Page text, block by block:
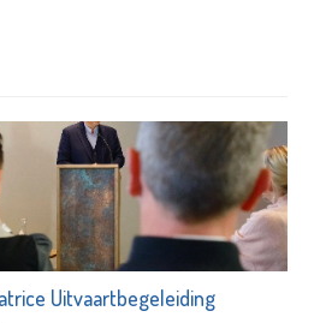
Uitvaartbegeleiding